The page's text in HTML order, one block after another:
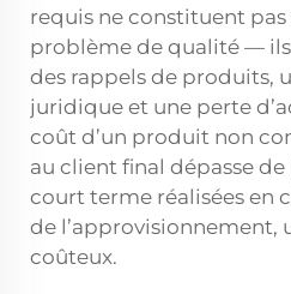
requis ne constituent
problème de qualité —
des rappels de produits,
juridique et une perte
coût d’un produit non
au client final dépasse
court terme réalisées en
de l’approvisionnement,
coûteux.